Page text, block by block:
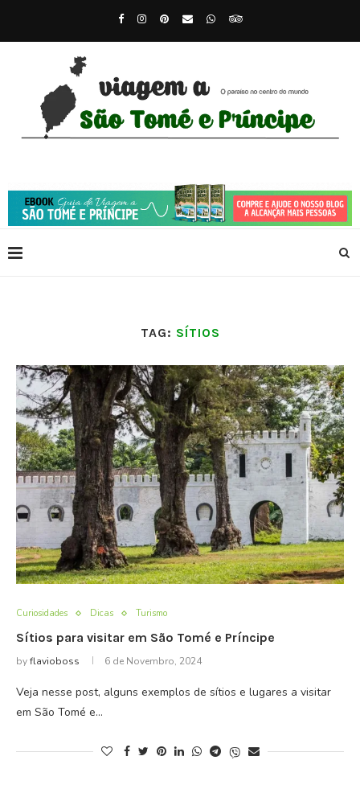
TAG: SÍTIOS
Curiosidades Dicas Turismo
Sítios para visitar em São Tomé e Príncipe
byflavioboss 6 de Novembro, 2024
Veja nesse post, alguns exemplos de sítios e lugares a visitar
em São Tomé e…